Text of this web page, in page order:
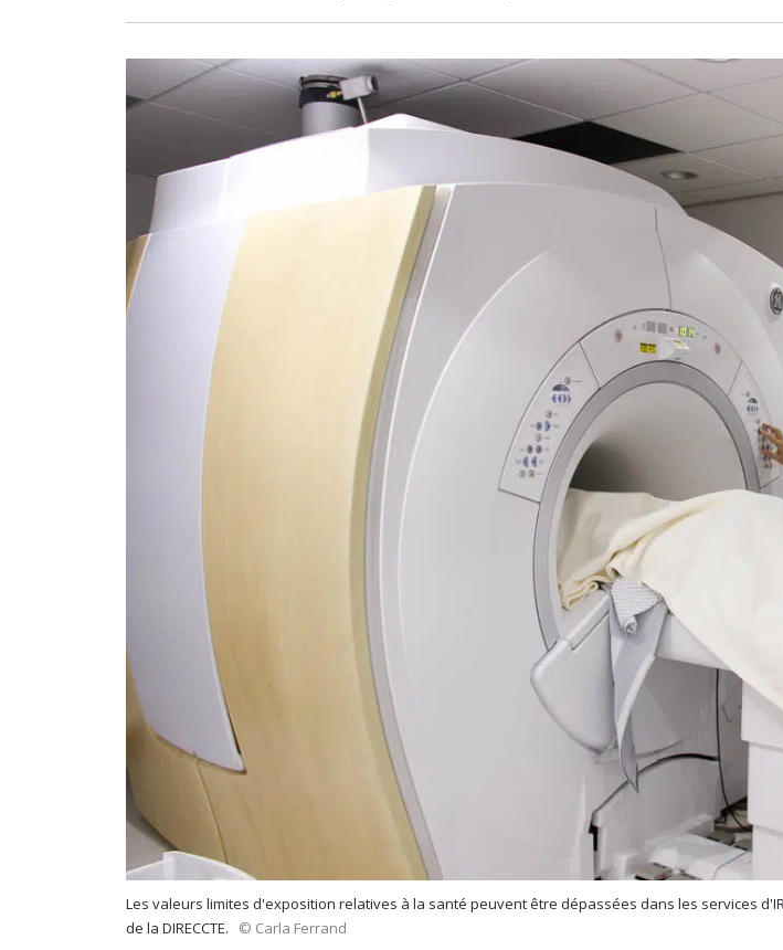
Les valeurs limites d'exposition relatives à la santé peuvent être dépassées dans les services
de la DIRECCTE.
© Carla Ferrand